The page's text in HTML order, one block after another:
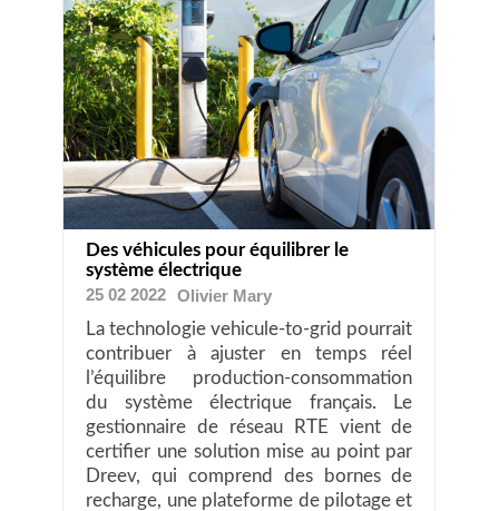
Des véhicules pour équilibrer le
système électrique
25 02 2022
Olivier Mary
La technologie vehicule-to-grid pourrait
contribuer à ajuster en temps réel
l’équilibre production-consommation
du système électrique français. Le
gestionnaire de réseau RTE vient de
certifier une solution mise au point par
Dreev, qui comprend des bornes de
recharge, une plateforme de pilotage et